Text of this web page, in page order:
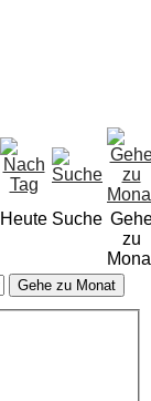
Heute Suche
zu
Gehe zu Monat